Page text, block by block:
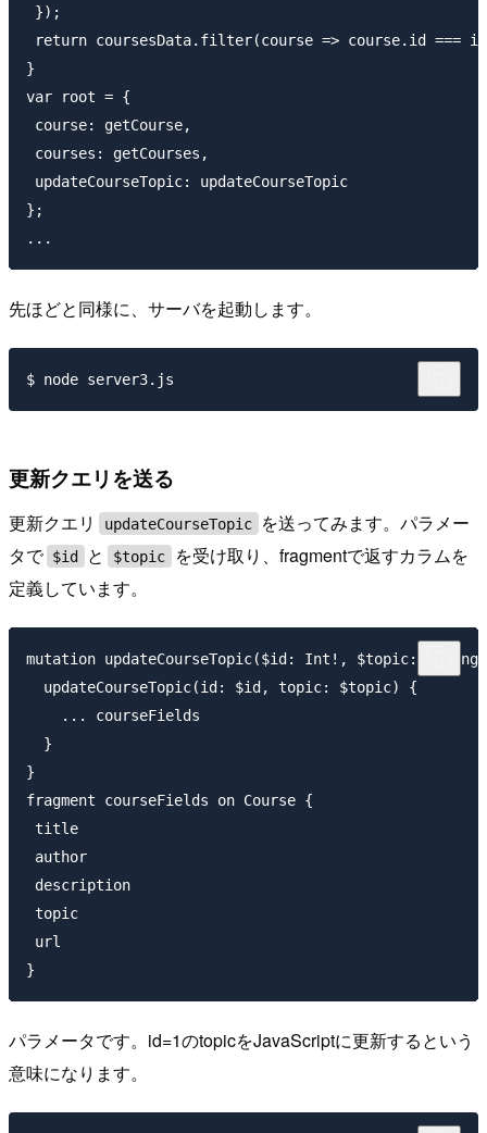
});
return coursesData.filter(course => course.id ===
}
var root = {
course: getCourse,
courses: getCourses,
updateCourseTopic: updateCourseTopic
};
先ほどと同様に、サーバを起動します。
更新クエリを送る
更新クエリ updateCourseTopic
を送ってみます。パラメー
タで $id と $topic
を受け取り、fragmentで返すカラムを
定義しています。
mutation updateCourseTopic($id: Int!, $topic:
  updateCourseTopic(id: $id, topic: $topic) {
    ... courseFields
  }
}
fragment courseFields on Course {
title
author
description
topic
url
パラメータです。id=1のtopicをJavaScriptに更新するという
意味になります。